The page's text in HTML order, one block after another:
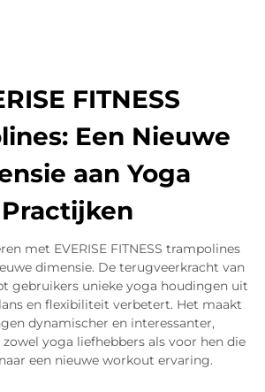
FITNESS
Een Nieuwe
aan Yoga
Practijken
met EVERISE FITNESS trampolines
dimensie. De terugveerkracht van
gebruikers unieke yoga houdingen uit
en flexibiliteit verbetert. Het maakt
dynamischer en interessanter,
yoga liefhebbers als voor hen die
een nieuwe workout ervaring.